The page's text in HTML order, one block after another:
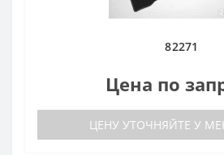
82271
Цена по
ЦЕНУ УТОЧНЯЙТЕ У